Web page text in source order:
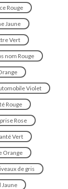
Rouge
Jaune
Vert
nom Rouge
Violet
Rouge
Rose
Vert
Orange
de gris
Jaune